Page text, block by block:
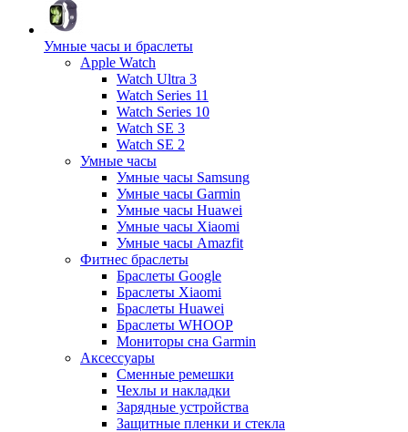
Умные часы и браслеты
Apple Watch
Watch Ultra 3
Watch Series 11
Watch Series 10
Watch SE 3
Watch SE 2
Умные часы
Умные часы Samsung
Умные часы Garmin
Умные часы Huawei
Умные часы Xiaomi
Умные часы Amazfit
Фитнес браслеты
Браслеты Google
Браслеты Xiaomi
Браслеты Huawei
Браслеты WHOOP
Мониторы сна Garmin
Аксессуары
Сменные ремешки
Чехлы и накладки
Зарядные устройства
Защитные пленки и стекла